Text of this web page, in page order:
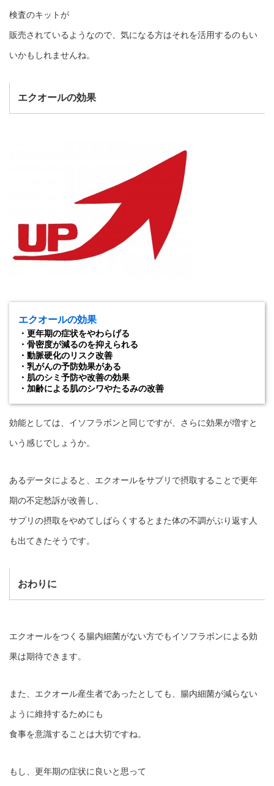
検査のキットが
販売されているようなので、気になる方はそれを活用するのもい
いかもしれませんね。
エクオールの効果
エクオールの効果
・更年期の症状をやわらげる
・骨密度が減るのを抑えられる
・動脈硬化のリスク改善
・乳がんの予防効果がある
・肌のシミ予防や改善の効果
・加齢による肌のシワやたるみの改善
効能としては、イソフラボンと同じですが、さらに効果が増すと
いう感じでしょうか。
あるデータによると、エクオールをサプリで摂取することで更年
期の不定愁訴が改善し、
サプリの摂取をやめてしばらくするとまた体の不調がぶり返す人
も出てきたそうです。
おわりに
エクオールをつくる腸内細菌がない方でもイソフラボンによる効
果は期待できます。
また、エクオール産生者であったとしても、腸内細菌が減らない
ように維持するためにも
食事を意識することは大切ですね。
もし、更年期の症状に良いと思って